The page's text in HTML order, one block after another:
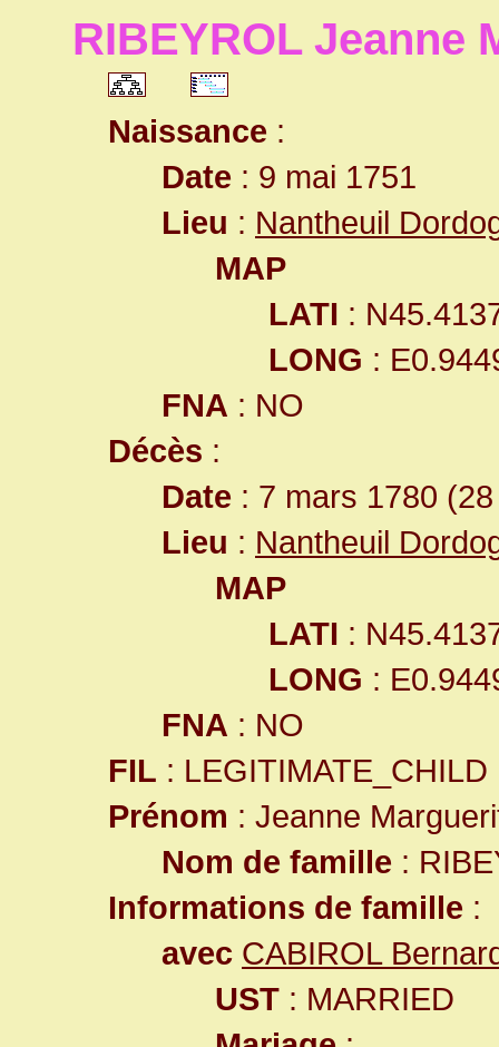
RIBEYROL Jeanne
Naissance :
Date : 9 mai 1751
Lieu : Nantheuil
MAP
LATI :
LONG :
FNA : NO
Décès :
Date : 7 mars 1780
Lieu : Nantheuil
MAP
LATI :
LONG :
FNA : NO
FIL : LEGITIMATE_CHILD
Prénom : Jeanne
Nom de famille :
Informations de famille :
avec CABIROL
UST : MARRIED